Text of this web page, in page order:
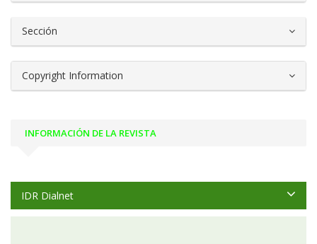
Sección
Copyright Information
INFORMACIÓN DE LA REVISTA
IDR Dialnet